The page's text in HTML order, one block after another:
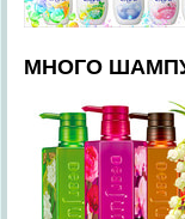
МНОГО